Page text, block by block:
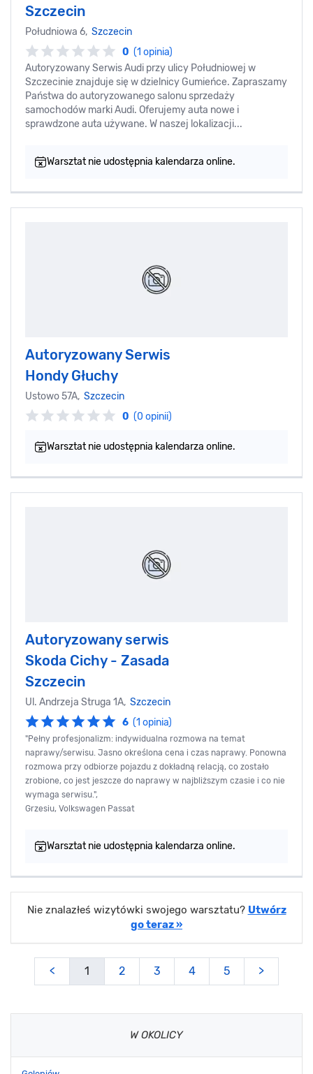
Szczecin
Południowa 6, Szczecin
0 (1 opinia)
Autoryzowany Serwis Audi przy ulicy Południowej w
Szczecinie znajduje się w dzielnicy Gumieńce. Zapraszamy
Państwa do autoryzowanego salonu sprzedaży
samochodów marki Audi. Oferujemy auta nowe i
sprawdzone auta używane. W naszej lokalizacji...
Warsztat nie udostępnia kalendarza online.
Autoryzowany Serwis
Hondy Głuchy
Ustowo 57A, Szczecin
0 (0 opinii)
Warsztat nie udostępnia kalendarza online.
Autoryzowany serwis
Skoda Cichy - Zasada
Szczecin
Ul. Andrzeja Struga 1A, Szczecin
6 (1 opinia)
"Pełny profesjonalizm: indywidualna rozmowa na temat
naprawy/serwisu. Jasno określona cena i czas naprawy. Ponowna
rozmowa przy odbiorze pojazdu z dokładną relacją, co zostało
zrobione, co jest jeszcze do naprawy w najbliższym czasie i co nie
wymaga serwisu.",
Grzesiu, Volkswagen Passat
Warsztat nie udostępnia kalendarza online.
Nie znalazłeś wizytówki swojego warsztatu? Utwórz
go teraz »
< 1 2 3 4 5 >
W OKOLICY